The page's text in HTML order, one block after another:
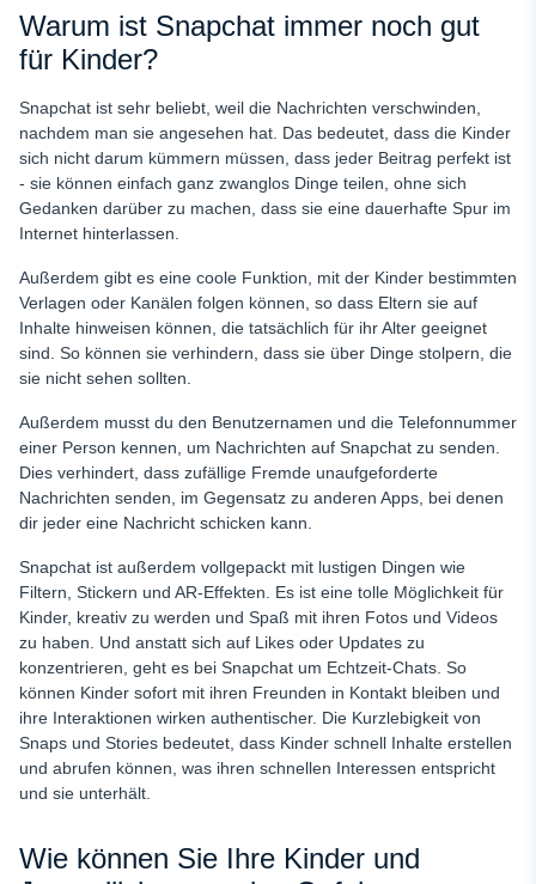
Warum ist Snapchat immer noch gut
für Kinder?
Snapchat ist sehr beliebt, weil die Nachrichten verschwinden,
nachdem man sie angesehen hat. Das bedeutet, dass die Kinder
sich nicht darum kümmern müssen, dass jeder Beitrag perfekt ist
- sie können einfach ganz zwanglos Dinge teilen, ohne sich
Gedanken darüber zu machen, dass sie eine dauerhafte Spur im
Internet hinterlassen.
Außerdem gibt es eine coole Funktion, mit der Kinder bestimmten
Verlagen oder Kanälen folgen können, so dass Eltern sie auf
Inhalte hinweisen können, die tatsächlich für ihr Alter geeignet
sind. So können sie verhindern, dass sie über Dinge stolpern, die
sie nicht sehen sollten.
Außerdem musst du den Benutzernamen und die Telefonnummer
einer Person kennen, um Nachrichten auf Snapchat zu senden.
Dies verhindert, dass zufällige Fremde unaufgeforderte
Nachrichten senden, im Gegensatz zu anderen Apps, bei denen
dir jeder eine Nachricht schicken kann.
Snapchat ist außerdem vollgepackt mit lustigen Dingen wie
Filtern, Stickern und AR-Effekten. Es ist eine tolle Möglichkeit für
Kinder, kreativ zu werden und Spaß mit ihren Fotos und Videos
zu haben. Und anstatt sich auf Likes oder Updates zu
konzentrieren, geht es bei Snapchat um Echtzeit-Chats. So
können Kinder sofort mit ihren Freunden in Kontakt bleiben und
ihre Interaktionen wirken authentischer. Die Kurzlebigkeit von
Snaps und Stories bedeutet, dass Kinder schnell Inhalte erstellen
und abrufen können, was ihren schnellen Interessen entspricht
und sie unterhält.
Wie können Sie Ihre Kinder und